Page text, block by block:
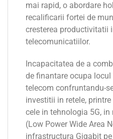
mai rapid, o abordare
recalificarii fortei de
cresterea productivitatii
telecomunicatiilor.
Incapacitatea de a
de finantare ocupa
telecom confruntandu-
investitii in retele,
cele in tehnologia 5G, in
(Low Power Wide Area
infrastructura Gigabit